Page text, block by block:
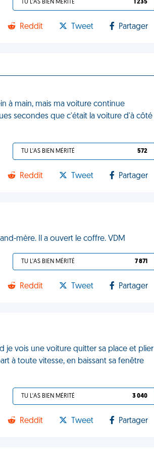
TU L'AS BIEN MÉRITÉ 1 235
Reddit Tweet Partager
à main, mais ma voiture continue
secondes que c'était la voiture d'à côté
TU L'AS BIEN MÉRITÉ 572
Reddit Tweet Partager
mère. Il a ouvert le coffre. VDM
TU L'AS BIEN MÉRITÉ 7 871
Reddit Tweet Partager
je vois une voiture quitter sa place et plier
à toute vitesse, en baissant sa fenêtre
TU L'AS BIEN MÉRITÉ 3 040
Reddit Tweet Partager